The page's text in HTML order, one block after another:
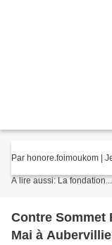
Par honore.foimoukom |
A lire aussi: La fondation...
Contre Sommet
Mai à